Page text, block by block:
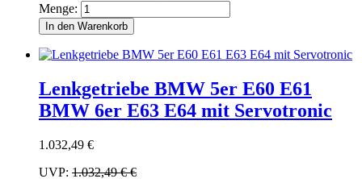
Menge:
In den Warenkorb
Lenkgetriebe BMW 5er E60 E61
BMW 6er E63 E64 mit Servotronic
1.032,49 €
UVP: 1.032,49 €€